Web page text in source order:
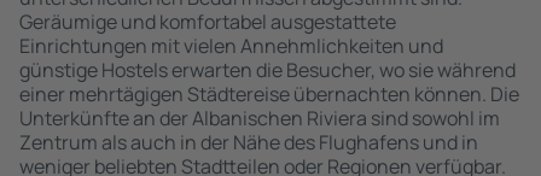
Geräumige und komfortabel ausgestattete
Einrichtungen mit vielen Annehmlichkeiten und
günstige Hostels erwarten die Besucher, wo sie während
einer mehrtägigen Städtereise übernachten können. Die
Unterkünfte an der Albanischen Riviera sind sowohl im
Zentrum als auch in der Nähe des Flughafens und in
weniger beliebten Stadtteilen oder Regionen verfügbar.